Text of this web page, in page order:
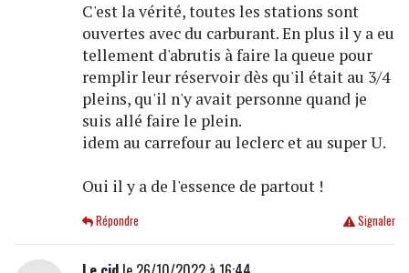
C'est la vérité, toutes les stations sont
ouvertes avec du carburant. En plus il y a eu
tellement d'abrutis à faire la queue pour
remplir leur réservoir dès qu'il était au 3/4
pleins, qu'il n'y avait personne quand je
suis allé faire le plein.
idem au carrefour au leclerc et au super U.
Oui il y a de l'essence de partout !
Signaler
Répondre